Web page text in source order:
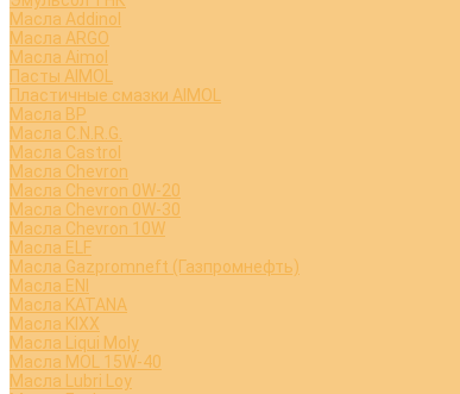
Масла Addinol
Масла ARGO
Масла Aimol
Пасты AIMOL
Пластичные смазки AIMOL
Масла BP
Масла C.N.R.G.
Масла Castrol
Масла Chevron
Масла Chevron 0W-20
Масла Chevron 0W-30
Масла Chevron 10W
Масла ELF
Масла Gazpromneft (Газпромнефть)
Масла ENI
Масла KATANA
Масла KIXX
Масла Liqui Moly
Масла MOL 15W-40
Масла Lubri Loy